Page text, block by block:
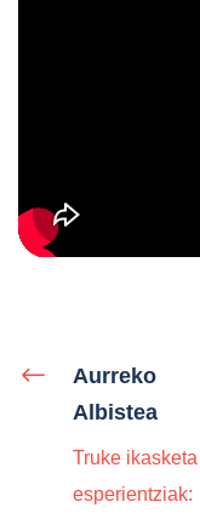
Aurreko
Albistea
Truke ikasketa
esperientziak: